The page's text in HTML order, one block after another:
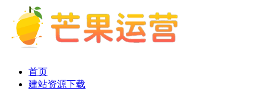
首页
建站资源下载